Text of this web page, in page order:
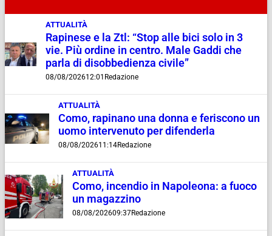
ATTUALITÀ
Rapinese e la Ztl: “Stop alle bici solo in 3
vie. Più ordine in centro. Male Gaddi che
parla di disobbedienza civile”
08/08/202612:01 Redazione
ATTUALITÀ
Como, rapinano una donna e feriscono un
uomo intervenuto per difenderla
08/08/202611:14Redazione
ATTUALITÀ
Como, incendio in Napoleona: a fuoco
un magazzino
08/08/202609:37Redazione